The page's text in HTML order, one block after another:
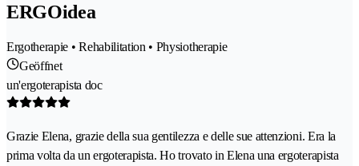
ERGOidea
Ergotherapie • Rehabilitation • Physiotherapie
Geöffnet
un'ergoterapista doc
Grazie Elena, grazie della sua gentilezza e delle sue attenzioni. Era la
prima volta da un ergoterapista. Ho trovato in Elena una ergoterapista